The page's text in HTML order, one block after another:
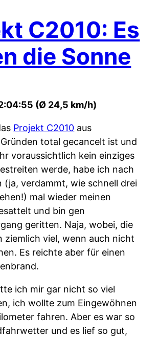
C2010: Es
die Sonne
(Ø 24,5 km/h)
Projekt C2010 aus
total gecancelt ist und
voraussichtlich kein einziges
werde, habe ich nach
(ja, verdammt, wie schnell drei
mal wieder meinen
und bin gen
geritten. Naja, wobei, die
ziemlich viel, wenn auch nicht
Es reichte aber für einen
ich mir gar nicht so viel
ich wollte zum Eingewöhnen
fahren. Aber es war so
und es lief so gut,